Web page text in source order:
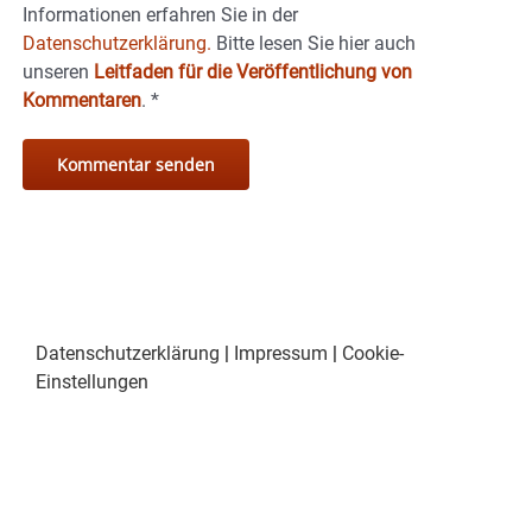
Informationen erfahren Sie in der
Datenschutzerklärung. Bitte lesen Sie hier auch
unseren Leitfaden für die Veröffentlichung von
Kommentaren. *
Datenschutzerklärung Impressum
Cookie-
Einstellungen